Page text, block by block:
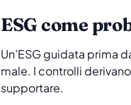
ESG come
Un’ESG guidata prima
male. I controlli
supportare.